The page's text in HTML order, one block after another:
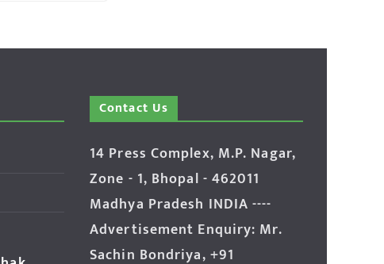
Contact Us
14 Press Complex, M.P. Nagar,
Zone - 1, Bhopal - 462011
Madhya Pradesh INDIA ----
Advertisement Enquiry: Mr.
Sachin Bondriya, +91